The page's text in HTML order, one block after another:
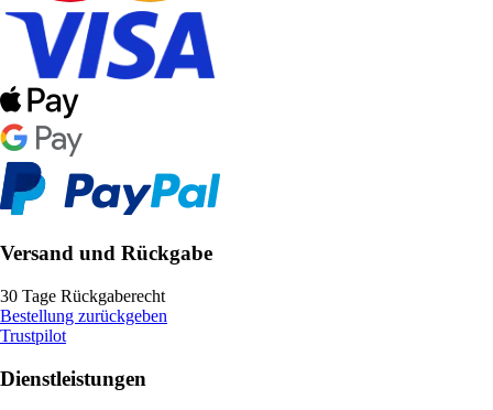
Versand und Rückgabe
30 Tage Rückgaberecht
Bestellung zurückgeben
Trustpilot
Dienstleistungen